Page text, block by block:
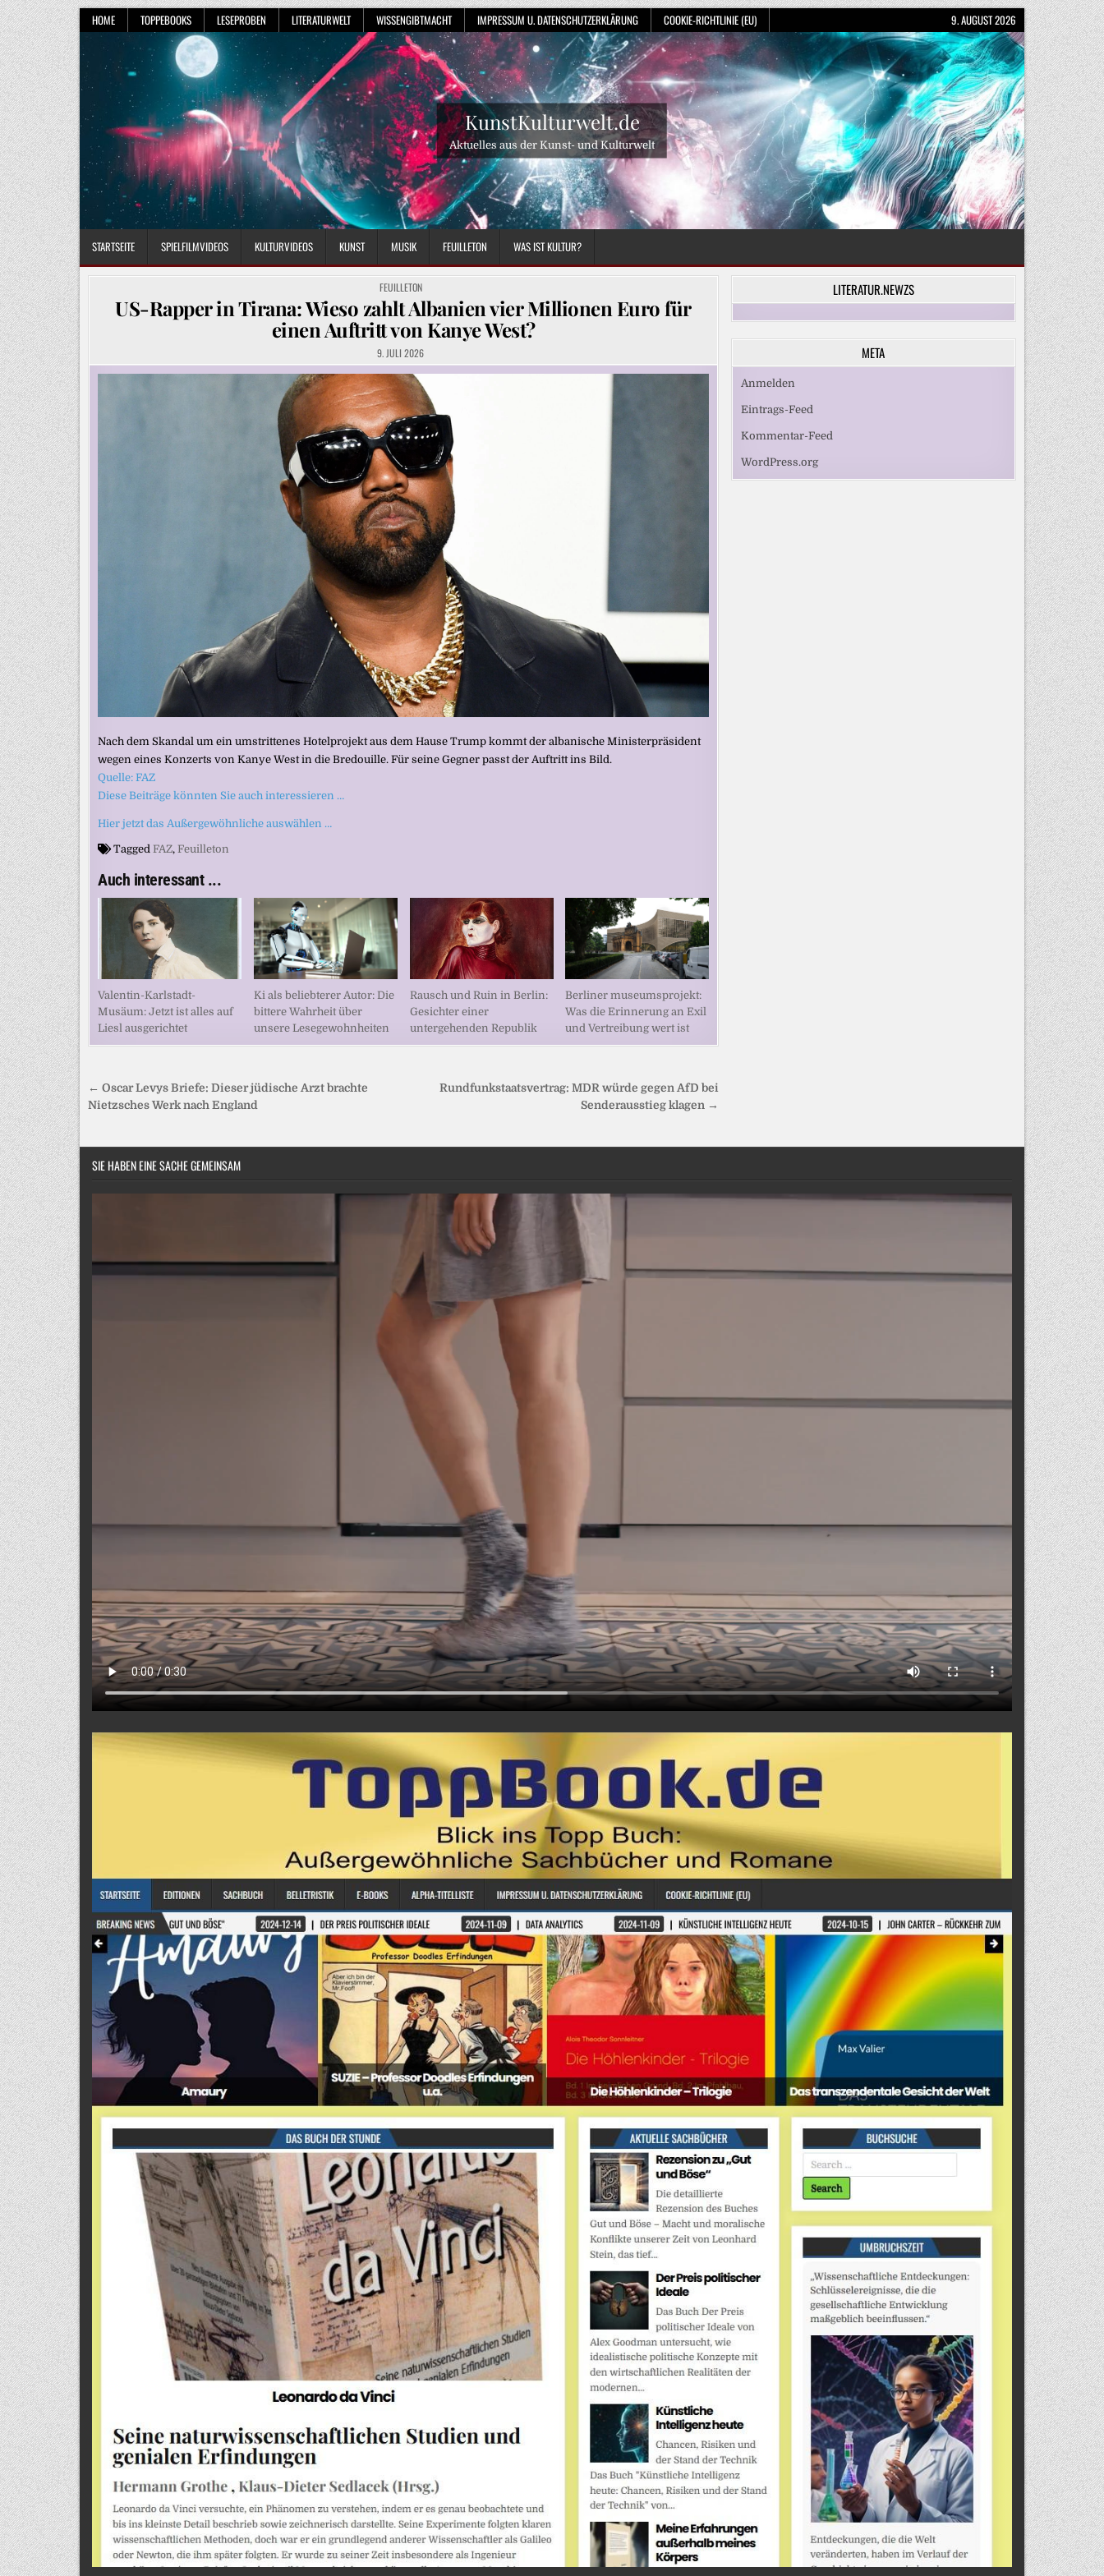
Skip
to
content
HOME TOPPEBOOKS LESEPROBEN LITERATURWELT WISSENGIBTMACHT IMPRESSUM U. DATENSCHUTZERKLÄRUNG COOKIE-RICHTLINIE (EU) 9. AUGUST 2026
KunstKulturwelt.de
Aktuelles aus der Kunst- und Kulturwelt
STARTSEITE SPIELFILMVIDEOS KULTURVIDEOS KUNST MUSIK FEUILLETON WAS IST KULTUR?
POSTED
IN
FEUILLETON
US-Rapper in Tirana: Wieso zahlt Albanien vier Millionen Euro für
einen Auftritt von Kanye West?
9. JULI 2026
Nach dem Skandal um ein umstrittenes Hotelprojekt aus dem Hause Trump kommt der albanische Ministerpräsident
wegen eines Konzerts von Kanye West in die Bredouille. Für seine Gegner passt der Auftritt ins Bild.
Quelle: FAZ
Diese Beiträge könnten Sie auch interessieren …
Hier jetzt das Außergewöhnliche auswählen …
Tagged FAZ, Feuilleton
Auch interessant ...
Valentin-Karlstadt-
Musäum: Jetzt ist alles auf
Liesl ausgerichtet
Ki als beliebterer Autor: Die
bittere Wahrheit über
unsere Lesegewohnheiten
Rausch und Ruin in Berlin:
Gesichter einer
untergehenden Republik
Berliner museumsprojekt:
Was die Erinnerung an Exil
und Vertreibung wert ist
Beitragsnavigation
Rundfunkstaatsvertrag: MDR würde gegen AfD bei
Senderausstieg klagen →
← Oscar Levys Briefe: Dieser jüdische Arzt brachte
Nietzsches Werk nach England
LITERATUR.NEWZS
META
Anmelden
Eintrags-Feed
Kommentar-Feed
WordPress.org
SIE HABEN EINE SACHE GEMEINSAM